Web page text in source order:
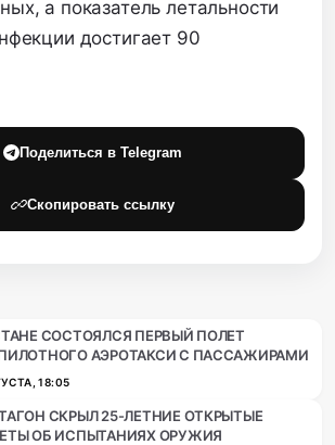
а показатель летальности
достигает 90
Поделиться в Telegram
Скопировать ссылку
СОСТОЯЛСЯ ПЕРВЫЙ ПОЛЕТ
АЭРОТАКСИ С ПАССАЖИРАМИ
18:05
СКРЫЛ 25-ЛЕТНИЕ ОТКРЫТЫЕ
ОБ ИСПЫТАНИЯХ ОРУЖИЯ